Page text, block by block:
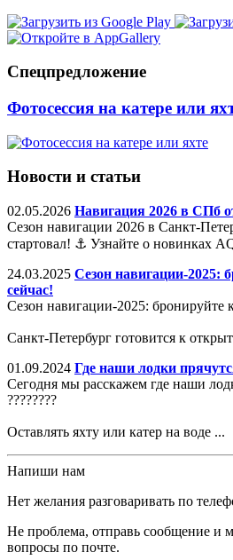
Спецпредложение
Фотосессия на катере или
Новости и статьи
02.05.2026 Навигация 2026 в СПб
Сезон навигации 2026 в Санкт-
стартовал! ⚓️ Узнайте о новинках
24.03.2025 Сезон навигации-2025:
сейчас!
Сезон навигации-2025: бронируйте
Санкт-Петербург готовится к
01.09.2024 Где наши лодки
Сегодня мы расскажем где наши
????????
Оставлять яхту или катер на воде ...
Напиши нам
Нет желания разговаривать по
Не проблема, отправь сообщение и
вопросы по почте.